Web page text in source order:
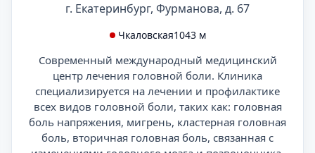
г. Екатеринбург, Фурманова, д. 67
Чкаловская1043 м
Современный международный медицинский
центр лечения головной боли. Клиника
специализируется на лечении и профилактике
всех видов головной боли, таких как: головная
боль напряжения, мигрень, кластерная головная
боль, вторичная головная боль, связанная с